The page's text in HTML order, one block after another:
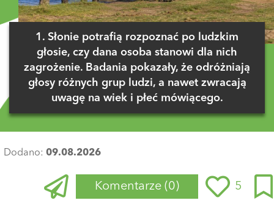
1. Słonie potrafią rozpoznać po ludzkim
głosie, czy dana osoba stanowi dla nich
zagrożenie. Badania pokazały, że odróżniają
głosy różnych grup ludzi, a nawet zwracają
uwagę na wiek i płeć mówiącego.
Dodano: 09.08.2026
Komentarze (0) 5